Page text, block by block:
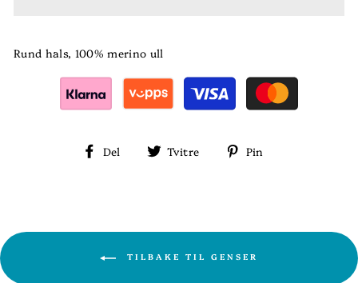
Rund hals, 100% merino ull
Del
Del
Tvitre
Tvitre Pin
TILBAKE TIL GENSER